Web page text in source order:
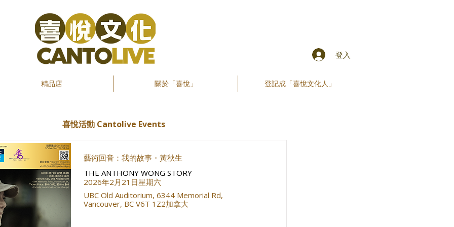
登入
精品店 關於「喜悅」 登記成「喜悅文化人」
​喜悅活動 Cantolive Events
藝術回音：我的故事・黃秋生
THE ANTHONY WONG STORY
2026年2月21日星期六
UBC Old Auditorium, 6344 Memorial Rd,
Vancouver, BC V6T 1Z2加拿大